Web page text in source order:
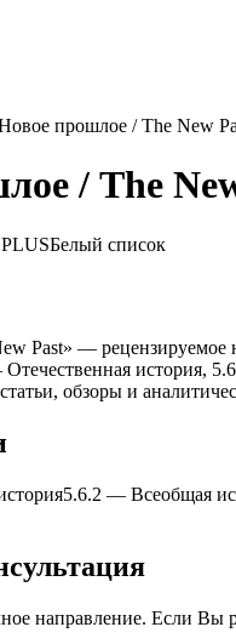
прошлое / The New
/ The
Белый список
Past» — рецензируемое
история,
обзоры и
5.6.2 — Всеобщая
направление. Если Вы